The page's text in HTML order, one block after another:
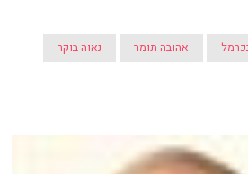
אהובה תומר
נאוה בוקר